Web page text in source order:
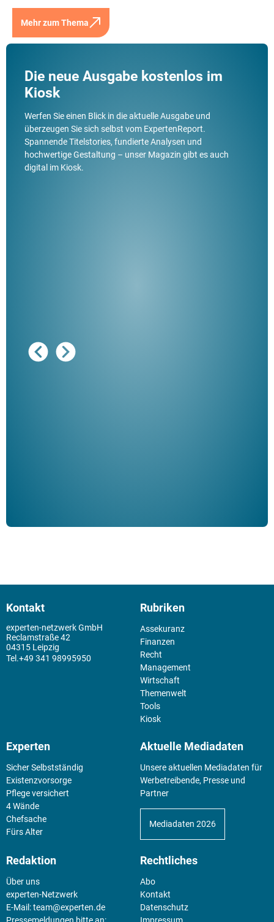
Mehr zum Thema
Die neue Ausgabe kostenlos im
Kiosk
Werfen Sie einen Blick in die aktuelle Ausgabe und
überzeugen Sie sich selbst vom ExpertenReport.
Spannende Titelstories, fundierte Analysen und
hochwertige Gestaltung – unser Magazin gibt es auch
digital im Kiosk.
Kontakt
experten-netzwerk GmbH
Reclamstraße 42
04315 Leipzig
+49 341 98995950
Rubriken
Assekuranz
Finanzen
Recht
Management
Wirtschaft
Themenwelt
Tools
Kiosk
Experten
Sicher Selbstständig
Existenz­vorsorge
Pflege versichert
4 Wände
Chefsache
Fürs Alter
Aktuelle Mediadaten
Unsere aktuellen Mediadaten für
Werbetreibende, Presse und
Partner
Mediadaten 2026
Redaktion
Über uns
experten-Netzwerk
E-Mail:team@experten.de
Rechtliches
Abo
Kontakt
Datenschutz